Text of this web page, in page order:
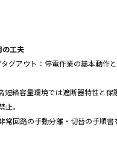
の工夫
グアウト：停電作業の基本動作
短絡容量環境では遮断器特性と保
。
常回路の手動分離・切替の手順書